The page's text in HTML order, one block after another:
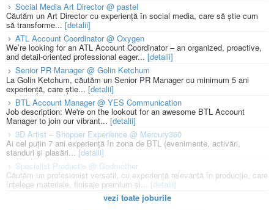
Social Media Art Director @ pastel
Căutăm un Art Director cu experiență în social media, care să știe cum
să transforme... [detalii]
ATL Account Coordinator @ Oxygen
We’re looking for an ATL Account Coordinator – an organized, proactive,
and detail-oriented professional eager... [detalii]
Senior PR Manager @ Golin Ketchum
La Golin Ketchum, căutăm un Senior PR Manager cu minimum 5 ani
experiență, care știe... [detalii]
BTL Account Manager @ YES Communication
Job description: We're on the lookout for an awesome BTL Account
Manager to join our vibrant... [detalii]
3D Artist – Shopper Experience @ Mercury360
Ai cel puțin 7 ani experiență în zona de BTL (evenimente, activări,
standuri și plasări...[detalii]
Specialist Productie @ Godmother
Căutăm un profesionist versatil, cu experiență relevantă în producție, care
înțelege materiale, finisaje premium și... [detalii]
vezi toate joburile